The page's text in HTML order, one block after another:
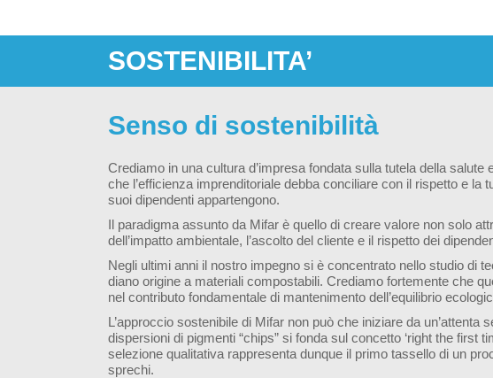
SOSTENIBILITA’
Senso di sostenibilità
Crediamo in una cultura d’impresa fondata sulla tutela della
che l’efficienza imprenditoriale debba conciliare con il rispetto e la
suoi dipendenti appartengono.
Il paradigma assunto da Mifar è quello di creare valore non solo
dell’impatto ambientale, l’ascolto del cliente e il rispetto dei
Negli ultimi anni il nostro impegno si è concentrato nello studio di
diano origine a materiali compostabili. Crediamo fortemente che
nel contributo fondamentale di mantenimento dell’equilibrio
L’approccio sostenibile di Mifar non può che iniziare da
dispersioni di pigmenti “chips” si fonda sul concetto ‘right the first
selezione qualitativa rappresenta dunque il primo tassello di un
sprechi.